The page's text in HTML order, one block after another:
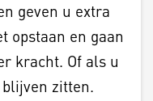
geven u extra
opstaan en gaan
kracht. Of als u
zitten.